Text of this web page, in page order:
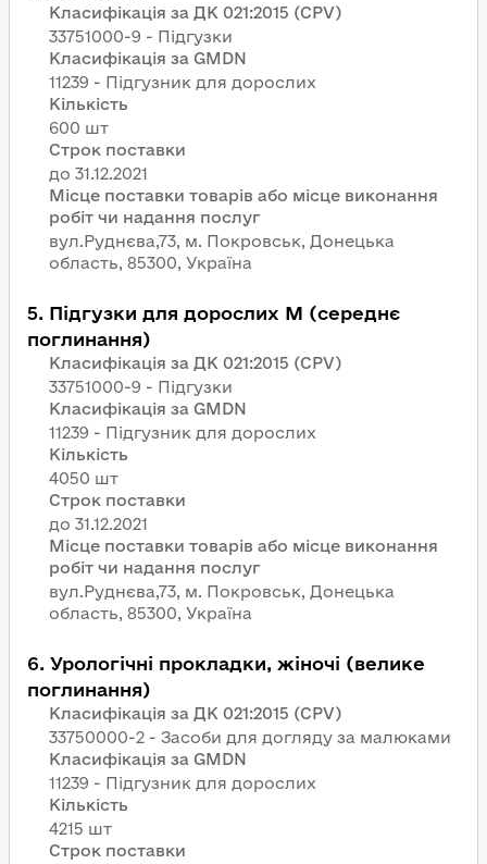
Класифікація за ДК 021:2015 (CPV)
33751000-9 - Підгузки
Класифікація за GMDN
11239 - Підгузник для дорослих
Кількість
600 шт
Строк поставки
Місце поставки товарів або місце виконання
робіт чи надання послуг
вул.Руднєва,73, м. Покровськ, Донецька
область, 85300, Україна
5. Підгузки для дорослих M (середнє
поглинання)
Класифікація за ДК 021:2015 (CPV)
33751000-9 - Підгузки
Класифікація за GMDN
11239 - Підгузник для дорослих
Кількість
4050 шт
Строк поставки
Місце поставки товарів або місце виконання
робіт чи надання послуг
вул.Руднєва,73, м. Покровськ, Донецька
область, 85300, Україна
6. Урологічні прокладки, жіночі (велике
поглинання)
Класифікація за ДК 021:2015 (CPV)
33750000-2 - Засоби для догляду за малюками
Класифікація за GMDN
11239 - Підгузник для дорослих
Кількість
4215 шт
Строк поставки